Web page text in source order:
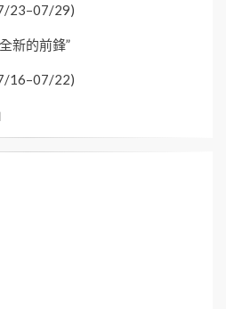
23–07/29)
新的前鋒”
16–07/22)